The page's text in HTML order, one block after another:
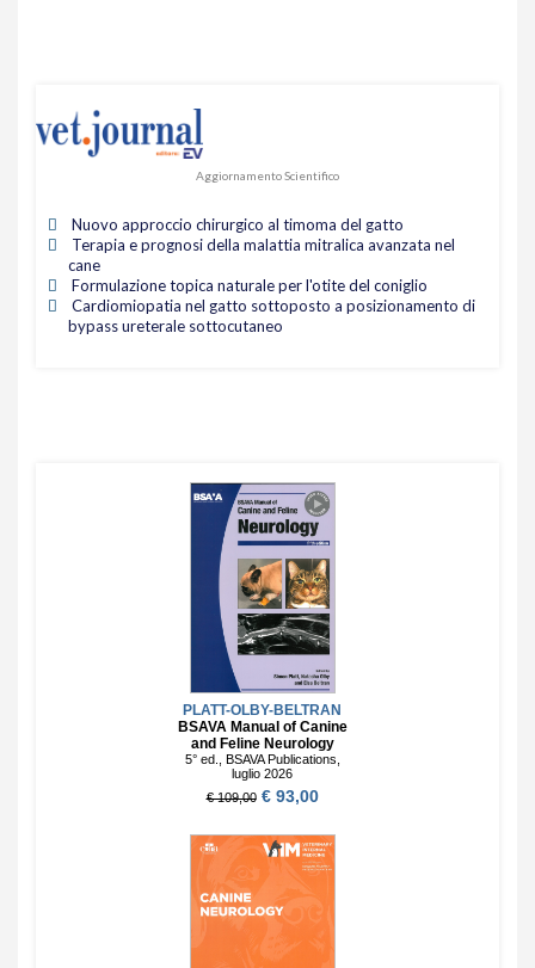
Aggiornamento Scientifico
Nuovo approccio chirurgico al timoma del gatto
Terapia e prognosi della malattia mitralica avanzata nel
cane
Formulazione topica naturale per l'otite del coniglio
Cardiomiopatia nel gatto sottoposto a posizionamento di
bypass ureterale sottocutaneo